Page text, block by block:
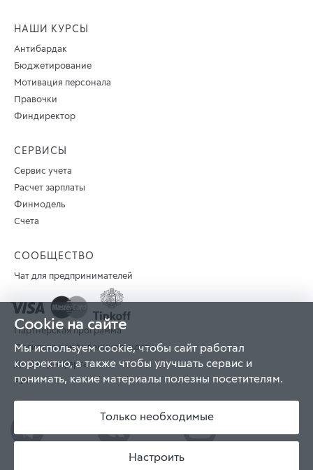
НАШИ КУРСЫ
Антибардак
Бюджетирование
Мотивация персонала
Правочки
Финдиректор
СЕРВИСЫ
Сервис учета
Расчет зарплаты
Финмодель
Счета
СООБЩЕСТВО
Чат для предпринимателей
Партнерская программа
Политика конфиденциальности
Договор-оферта
API
Cookie на сайте
Мы используем cookie, чтобы сайт работал
корректно, а также чтобы улучшать сервис и
понимать, какие материалы полезны посетителям.
Только необходимые
Настроить